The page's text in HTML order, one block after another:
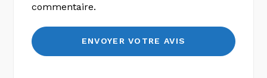
commentaire.